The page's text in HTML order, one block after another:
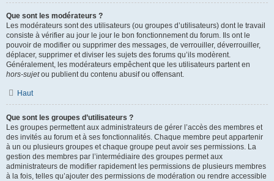
Que sont les modérateurs ?
Les modérateurs sont des utilisateurs (ou groupes d’utilisateurs) dont le travail
consiste à vérifier au jour le jour le bon fonctionnement du forum. Ils ont le
pouvoir de modifier ou supprimer des messages, de verrouiller, déverrouiller,
déplacer, supprimer et diviser les sujets des forums qu’ils modèrent.
Généralement, les modérateurs empêchent que les utilisateurs partent en
hors-sujetou publient du contenu abusif ou offensant.
Haut
Que sont les groupes d’utilisateurs ?
Les groupes permettent aux administrateurs de gérer l’accès des membres et
des invités au forum et à ses fonctionnalités. Chaque membre peut appartenir
à un ou plusieurs groupes et chaque groupe peut avoir ses permissions. La
gestion des membres par l’intermédiaire des groupes permet aux
administrateurs de modifier rapidement les permissions de plusieurs membres
à la fois, telles qu’ajouter des permissions de modération ou rendre accessible